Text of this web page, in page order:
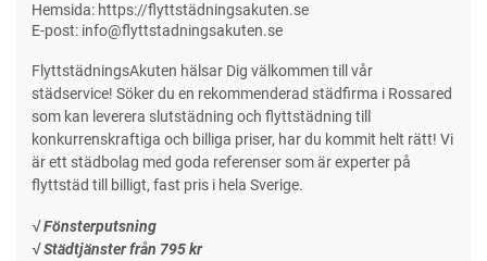
Hemsida: https://flyttstädningsakuten.se
E-post: info@flyttstadningsakuten.se
FlyttstädningsAkuten hälsar Dig välkommen till vår
städservice! Söker du en rekommenderad städfirma i Rossared
som kan leverera slutstädning och flyttstädning till
konkurrenskraftiga och billiga priser, har du kommit helt rätt! Vi
är ett städbolag med goda referenser som är experter på
flyttstäd till billigt, fast pris i hela Sverige.
√ Fönsterputsning
√ Städtjänster från 795 kr